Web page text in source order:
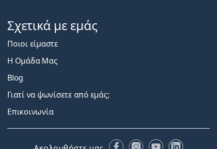
Σχετικά με εμάς
Ποιοι είμαστε
Η Ομάδα Μας
Blog
Γιατί να ψωνίσετε από εμάς;
Επικοινωνία
FacebookInstagram
YouTubeLinkedIn